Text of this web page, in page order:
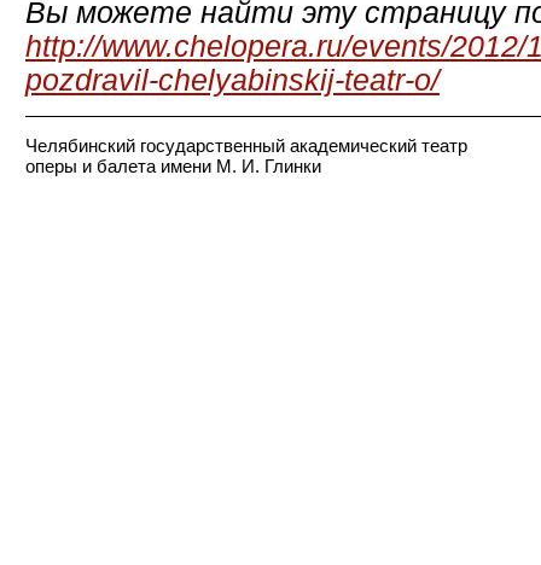
Вы можете найти эту страницу
http://www.chelopera.ru/events/2012/
pozdravil-chelyabinskij-teatr-o/
Челябинский государственный академический театр
оперы и балета имени М. И. Глинки